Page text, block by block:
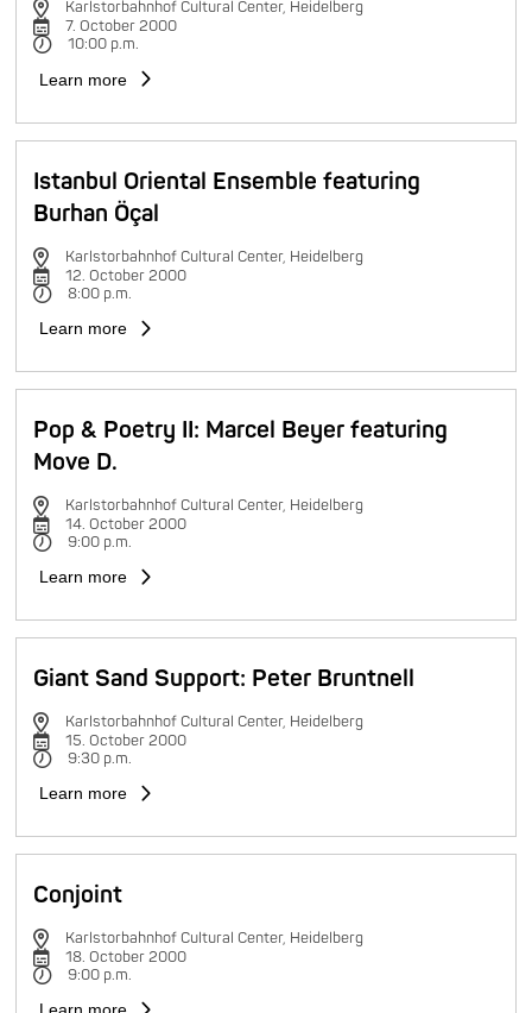
Karlstorbahnhof Cultural Center, Heidelberg
7. October 2000
10:00 p.m.
Learn more
Istanbul Oriental Ensemble featuring
Burhan Öçal
Karlstorbahnhof Cultural Center, Heidelberg
12. October 2000
8:00 p.m.
Learn more
Pop & Poetry II: Marcel Beyer featuring
Move D.
Karlstorbahnhof Cultural Center, Heidelberg
14. October 2000
9:00 p.m.
Learn more
Giant Sand Support: Peter Bruntnell
Karlstorbahnhof Cultural Center, Heidelberg
15. October 2000
9:30 p.m.
Learn more
Conjoint
Karlstorbahnhof Cultural Center, Heidelberg
18. October 2000
9:00 p.m.